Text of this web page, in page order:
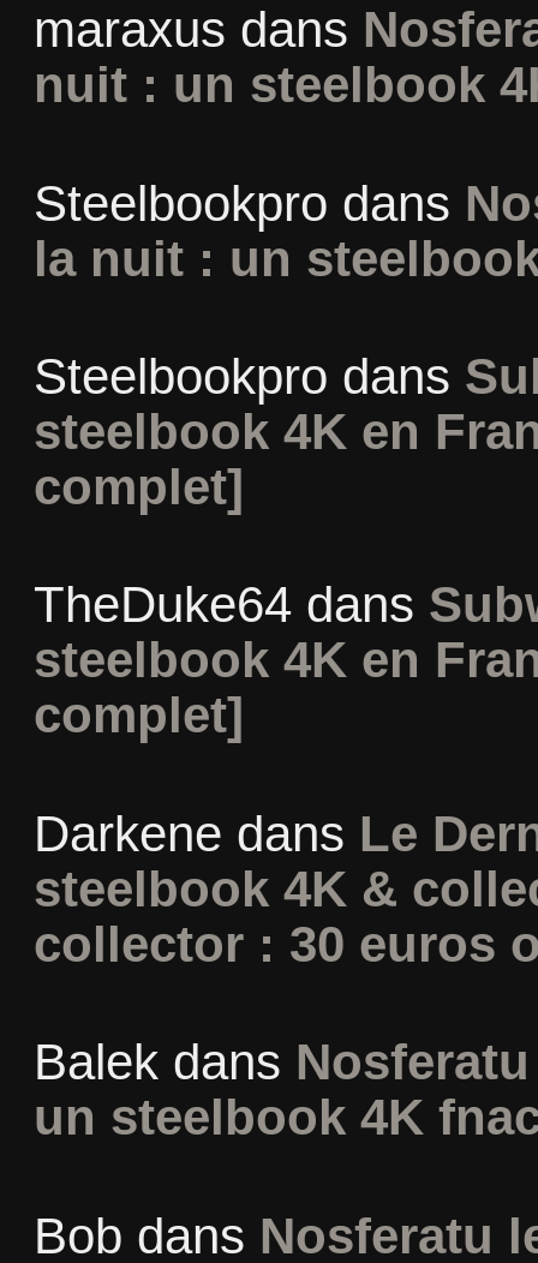
maraxus dans
nuit : un steelbook
Steelbookpro dans
la nuit : un
Steelbookpro dans
steelbook 4K en
complet]
TheDuke64dans
steelbook 4K en
complet]
Darkene dans Le
steelbook 4K &
collector : 30 euros
Balekdans
un steelbook 4K
Bob dans Nosferatu